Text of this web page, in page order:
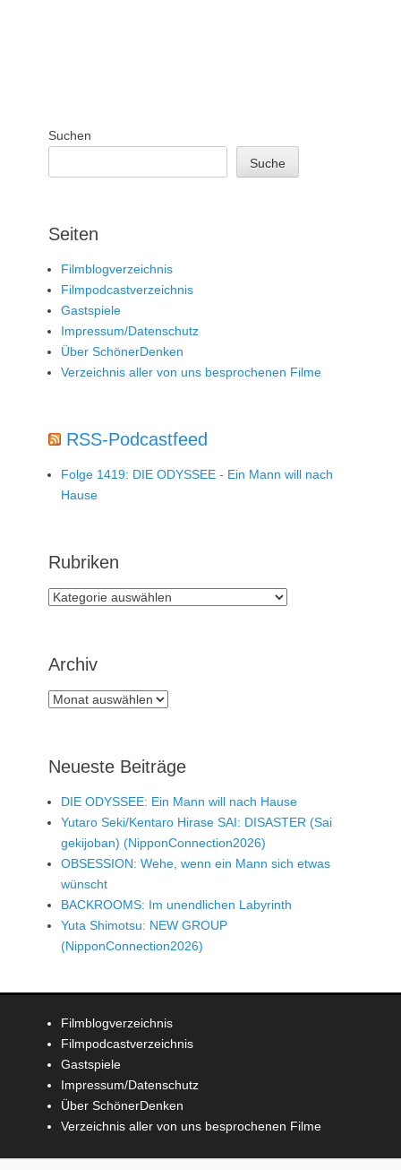
Suchen
Suche
Seiten
Filmblogverzeichnis
Filmpodcastverzeichnis
Gastspiele
Impressum/Datenschutz
Über SchönerDenken
Verzeichnis aller von uns besprochenen Filme
RSS-Podcastfeed
Folge 1419: DIE ODYSSEE - Ein Mann will nach
Hause
Rubriken
Rubriken
Archiv
Archiv
Neueste Beiträge
DIE ODYSSEE: Ein Mann will nach Hause
Yutaro Seki/Kentaro Hirase SAI: DISASTER (Sai
gekijoban) (NipponConnection2026)
OBSESSION: Wehe, wenn ein Mann sich etwas
wünscht
BACKROOMS: Im unendlichen Labyrinth
Yuta Shimotsu: NEW GROUP
(NipponConnection2026)
Filmblogverzeichnis
Filmpodcastverzeichnis
Gastspiele
Impressum/Datenschutz
Über SchönerDenken
Verzeichnis aller von uns besprochenen Filme